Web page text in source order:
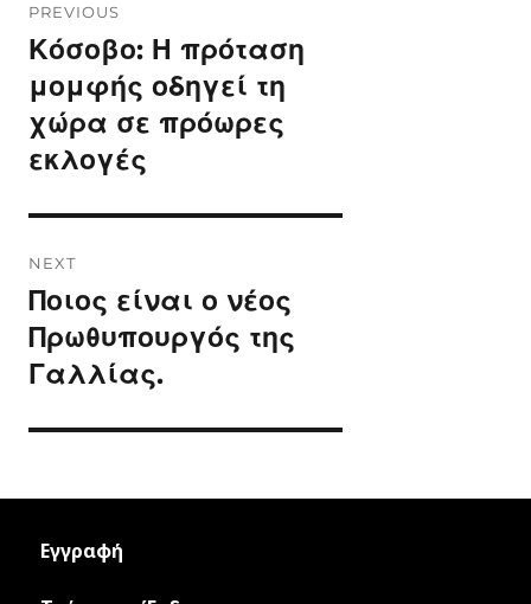
navigation
PREVIOUS
Previous
post:
Κόσοβο: Η πρόταση
μομφής οδηγεί τη
χώρα σε πρόωρες
εκλογές
NEXT
Next
post:
Ποιος είναι ο νέος
Πρωθυπουργός της
Γαλλίας.
Εγγραφή